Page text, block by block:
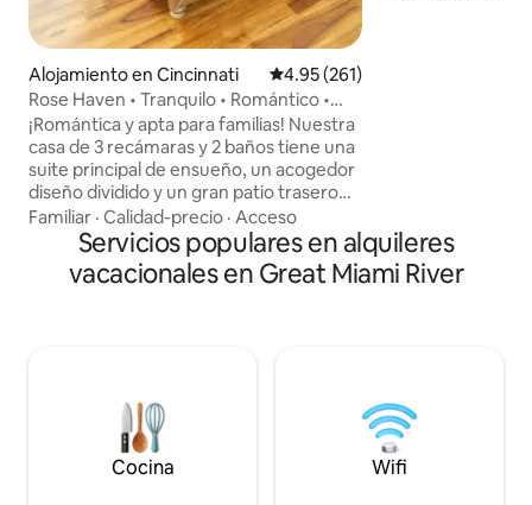
Alojamiento en Cincinnati Calificación promedio: 4.95 de
4.95 (261)
Rose Haven • Tranquilo • Romántico •
Para familias
¡Romántica y apta para familias! Nuestra
casa de 3 recámaras y 2 baños tiene una
suite principal de ensueño, un acogedor
diseño dividido y un gran patio trasero
para parrilladas. A los niños les
encantarán los juguetes, los libros y los
juegos, y hemos abastecido el lugar con
equipo para bebés para que viajar sea
¡Un refugio perfecto para parejas,
familias y pequeños aventureros!
Ubicado en un vecindario familiar, en una
Familiar · Calidad-precio · Acceso
Price Hill. Encuéntranos buscando
thecruxsanctuary.
Servicios populares en alquileres
vacacionales en Great Miami River
Cocina Wifi